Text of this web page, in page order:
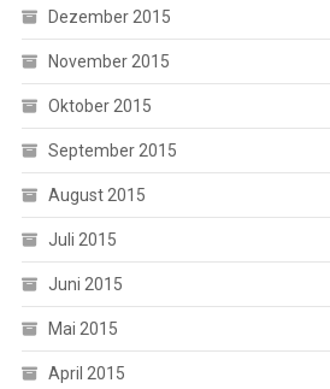
Dezember 2015
November 2015
Oktober 2015
September 2015
August 2015
Juli 2015
Juni 2015
Mai 2015
April 2015